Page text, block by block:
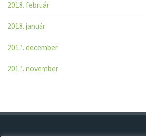
2018. február
2018. január
2017. december
2017. november